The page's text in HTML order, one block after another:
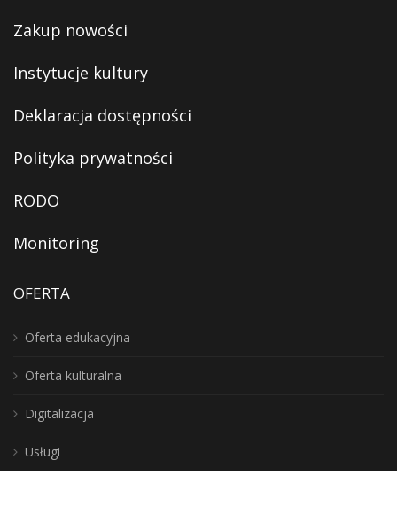
Zakup nowości
Instytucje kultury
Deklaracja dostępności
Polityka prywatności
RODO
Monitoring
OFERTA
Oferta edukacyjna
Oferta kulturalna
Digitalizacja
Usługi